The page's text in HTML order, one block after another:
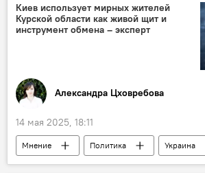
Киев использует мирных жителей
Курской области как живой щит и
инструмент обмена – эксперт
Александра Цховребова
14 мая 2025, 18:11
Мнение Политика
Украина
Россия
СВО Курская область